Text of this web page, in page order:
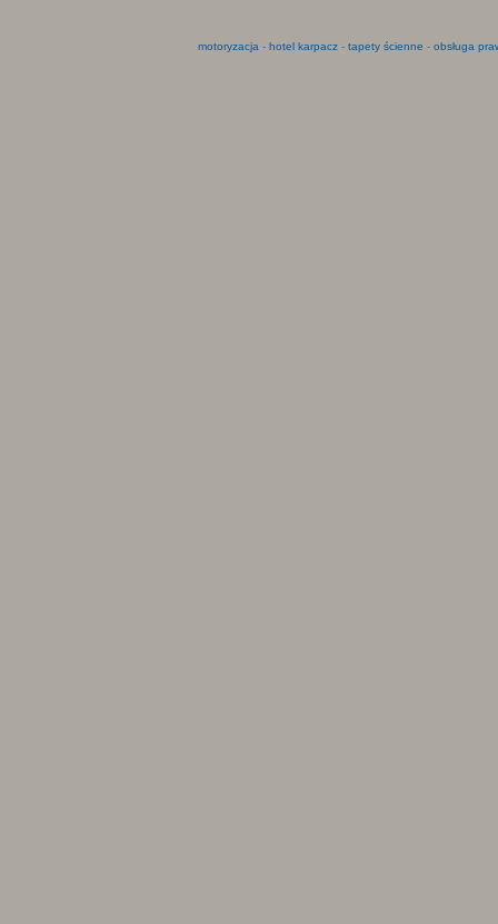
motoryzacja - hotel karpacz- tapety ścienne - obsługa